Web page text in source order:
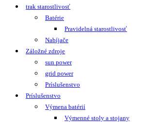
trak starostlivosť
Batérie
Pravidelná starostlivosť
Nabíjače
Záložné zdroje
sun power
grid power
Príslušenstvo
Príslušenstvo
Výmena batérií
Výmenné stoly a stojany